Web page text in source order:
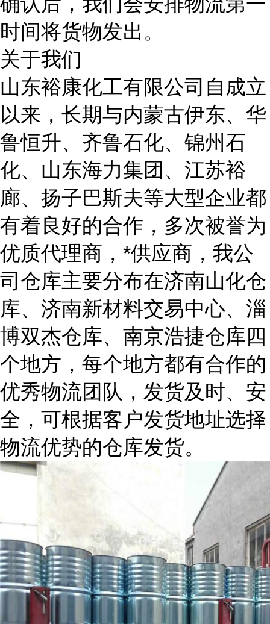
时间将货物发出。
关于我们
山东裕康化工有限公司自成立
以来，长期与内蒙古伊东、华
鲁恒升、齐鲁石化、锦州石
化、山东海力集团、江苏裕
廊、扬子巴斯夫等大型企业都
有着良好的合作，多次被誉为
优质代理商，*供应商，我公
司仓库主要分布在济南山化仓
库、济南新材料交易中心、淄
博双杰仓库、南京浩捷仓库四
个地方，每个地方都有合作的
优秀物流团队，发货及时、安
全，可根据客户发货地址选择
物流优势的仓库发货。